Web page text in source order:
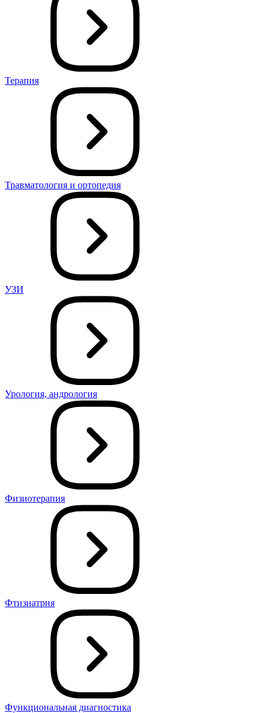
Терапия
Травматология и ортопедия
УЗИ
Урология, андрология
Физиотерапия
Фтизиатрия
Функциональная диагностика